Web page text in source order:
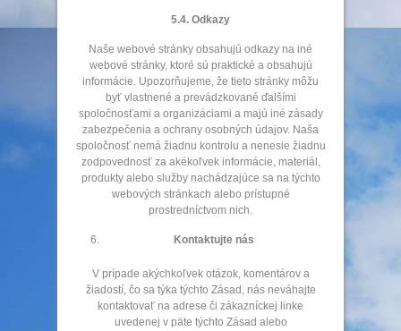
5.4. Odkazy
Naše webové stránky obsahujú odkazy na iné
webové stránky, ktoré sú praktické a obsahujú
informácie. Upozorňujeme, že tieto stránky môžu
byť vlastnené a prevádzkované ďalšími
spoločnosťami a organizáciami a majú iné zásady
zabezpečenia a ochrany osobných údajov. Naša
spoločnosť nemá žiadnu kontrolu a nenesie žiadnu
zodpovednosť za akékoľvek informácie, materiál,
produkty alebo služby nachádzajúce sa na týchto
webových stránkach alebo prístupné
prostredníctvom nich.
Kontaktujte nás
V prípade akýchkoľvek otázok, komentárov a
žiadostí, čo sa týka týchto Zásad, nás neváhajte
kontaktovať na adrese či zákazníckej linke
uvedenej v päte týchto Zásad alebo